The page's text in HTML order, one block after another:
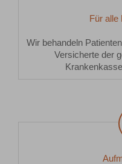
Für alle
Wir behandeln
Versicherte der